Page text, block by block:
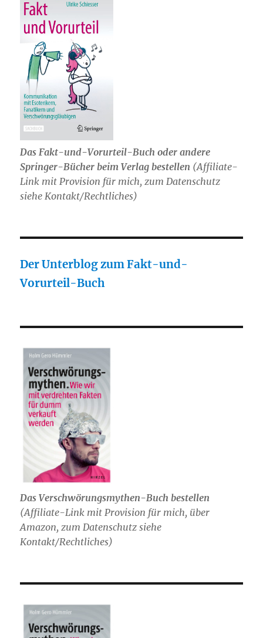
Das Fakt-und-Vorurteil-Buch oder andere
Springer-Bücher beim Verlag bestellen (Affiliate-
Link mit Provision für mich, zum Datenschutz
siehe Kontakt/Rechtliches)
Der Unterblog zum Fakt-und-
Vorurteil-Buch
Das Verschwörungsmythen-Buch bestellen
(Affiliate-Link mit Provision für mich, über
Amazon, zum Datenschutz siehe
Kontakt/Rechtliches)